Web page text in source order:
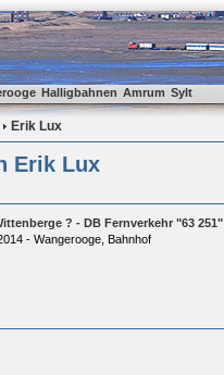
Halligbahnen Amrum Sylt
Erik Lux
Erik Lux
? - DB Fernverkehr "63 251"
- Wangerooge, Bahnhof